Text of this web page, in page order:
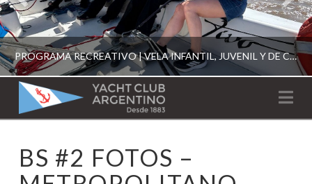
PROGRAMA RECREATIVO | VELA INFANTIL, JUVENIL Y DE CRUCERO 2026
ESCUELA RECREATIVA 2026
YACHT
CLUB
BS #2 FOTOS –